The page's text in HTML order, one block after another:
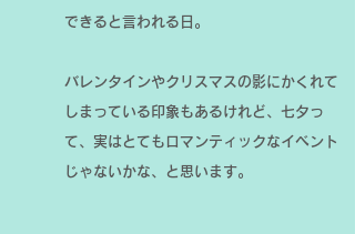
できると言われる日。
バレンタインやクリスマスの影にかくれて
しまっている印象もあるけれど、七夕っ
て、実はとてもロマンティックなイベント
じゃないかな、と思います。